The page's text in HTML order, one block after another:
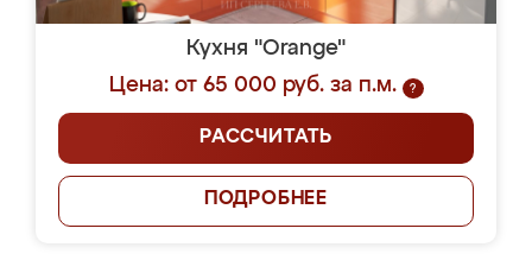
Кухня "Orange"
Цена: от 65 000 руб. за п.м.
?
РАССЧИТАТЬ
ПОДРОБНЕЕ